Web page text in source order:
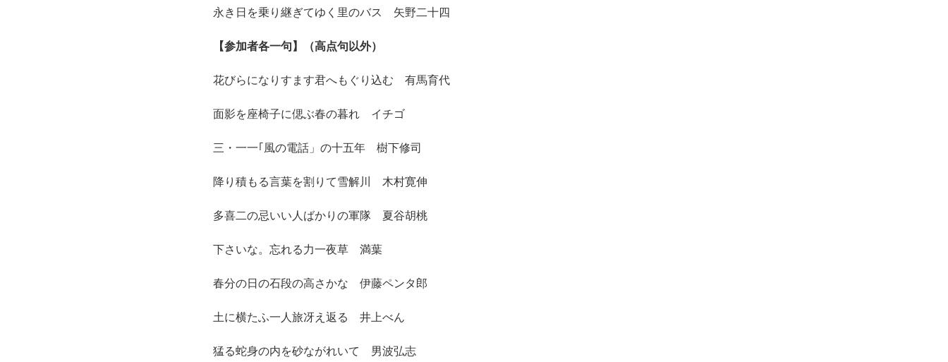
永き日を乗り継ぎてゆく里のバス 矢野二十四
【参加者各一句】（高点句以外）
花びらになりすます君へもぐり込む 有馬育代
面影を座椅子に偲ぶ春の暮れ イチゴ
三・一一｢風の電話」の十五年 樹下修司
降り積もる言葉を割りて雪解川 木村寛伸
多喜二の忌いい人ばかりの軍隊 夏谷胡桃
下さいな。忘れる力一夜草 満葉
春分の日の石段の高さかな 伊藤ペンタ郎
土に横たふ一人旅冴え返る 井上べん
猛る蛇身の内を砂ながれいて 男波弘志